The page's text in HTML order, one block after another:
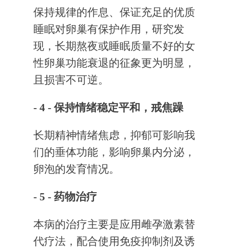
保持规律的作息、保证充足的优质
睡眠对卵巢有保护作用，研究发
现，长期熬夜或睡眠质量不好的女
性卵巢功能衰退的征象更为明显，
且损害不可逆。
- 4 - 保持情绪稳定平和，戒焦躁
长期精神情绪焦虑，抑郁可影响我
们的垂体功能，影响卵巢内分泌，
卵泡的发育情况。
- 5 - 药物治疗
本病的治疗主要是应用雌孕激素替
代疗法，配合使用免疫抑制剂及诱